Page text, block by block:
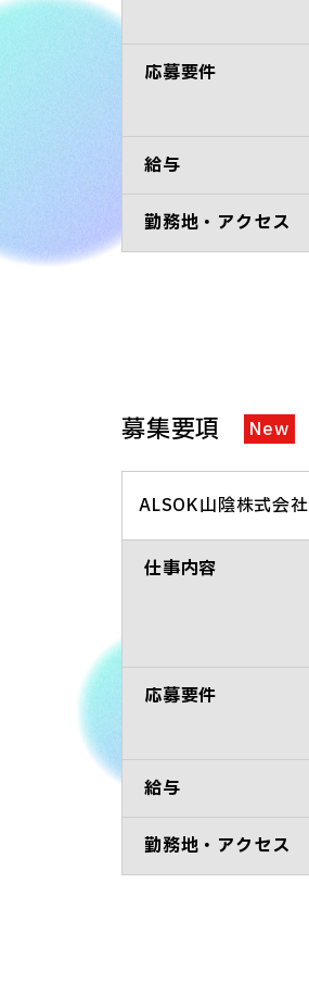
応募要件
給与
勤務地・アクセス
募集要項 New
ALSOK山陰株式会社
仕事内容
応募要件
給与
勤務地・アクセス